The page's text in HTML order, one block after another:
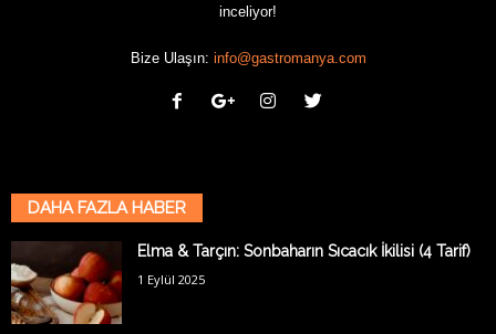
inceliyor!
Bize Ulaşın: info@gastromanya.com
DAHA FAZLA HABER
Elma & Tarçın: Sonbaharın Sıcacık İkilisi (4 Tarif)
1 Eylül 2025